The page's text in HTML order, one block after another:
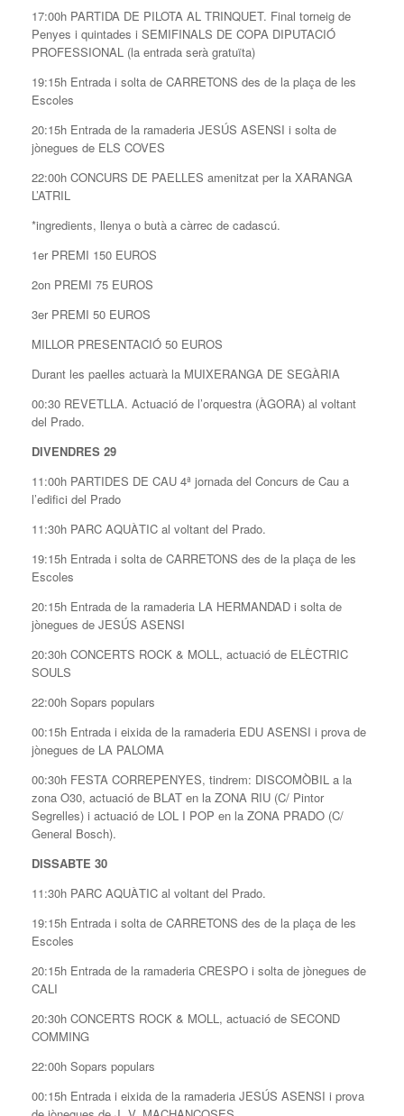
17:00h PARTIDA DE PILOTA AL TRINQUET. Final torneig de
Penyes i quintades i SEMIFINALS DE COPA DIPUTACIÓ
PROFESSIONAL (la entrada serà gratuïta)
19:15h Entrada i solta de CARRETONS des de la plaça de les
Escoles
20:15h Entrada de la ramaderia JESÚS ASENSI i solta de
jònegues de ELS COVES
22:00h CONCURS DE PAELLES amenitzat per la XARANGA
L’ATRIL
*ingredients, llenya o butà a càrrec de cadascú.
1er PREMI 150 EUROS
2on PREMI 75 EUROS
3er PREMI 50 EUROS
MILLOR PRESENTACIÓ 50 EUROS
Durant les paelles actuarà la MUIXERANGA DE SEGÀRIA
00:30 REVETLLA. Actuació de l’orquestra (ÀGORA) al voltant
del Prado.
DIVENDRES 29
11:00h PARTIDES DE CAU 4ª jornada del Concurs de Cau a
l’edifici del Prado
11:30h PARC AQUÀTIC al voltant del Prado.
19:15h Entrada i solta de CARRETONS des de la plaça de les
Escoles
20:15h Entrada de la ramaderia LA HERMANDAD i solta de
jònegues de JESÚS ASENSI
20:30h CONCERTS ROCK & MOLL, actuació de ELÈCTRIC
SOULS
22:00h Sopars populars
00:15h Entrada i eixida de la ramaderia EDU ASENSI i prova de
jònegues de LA PALOMA
00:30h FESTA CORREPENYES, tindrem: DISCOMÒBIL a la
zona O30, actuació de BLAT en la ZONA RIU (C/ Pintor
Segrelles) i actuació de LOL I POP en la ZONA PRADO (C/
General Bosch).
DISSABTE 30
11:30h PARC AQUÀTIC al voltant del Prado.
19:15h Entrada i solta de CARRETONS des de la plaça de les
Escoles
20:15h Entrada de la ramaderia CRESPO i solta de jònegues de
CALI
20:30h CONCERTS ROCK & MOLL, actuació de SECOND
COMMING
22:00h Sopars populars
00:15h Entrada i eixida de la ramaderia JESÚS ASENSI i prova